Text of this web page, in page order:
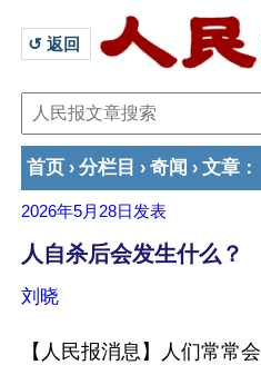
↺ 返回
首页 › 分栏目 › 奇闻 › 文章 ：
2026年5月28日 发表
人自杀后会发生什么？
刘晓
【人民报消息】人们常常会